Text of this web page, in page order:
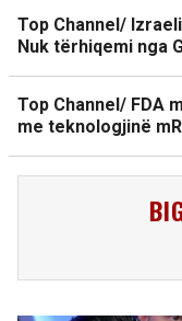
Top Channel/
Nuk tërhiqemi nga
Top Channel/ FDA
me teknologjinë